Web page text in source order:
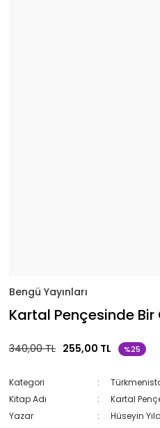
Bengü Yayınları
Kartal Pençesinde Bir
340,00 TL 255,00 TL %25
Kategori
Kitap Adı
Kartal
Yazar
Hüseyin